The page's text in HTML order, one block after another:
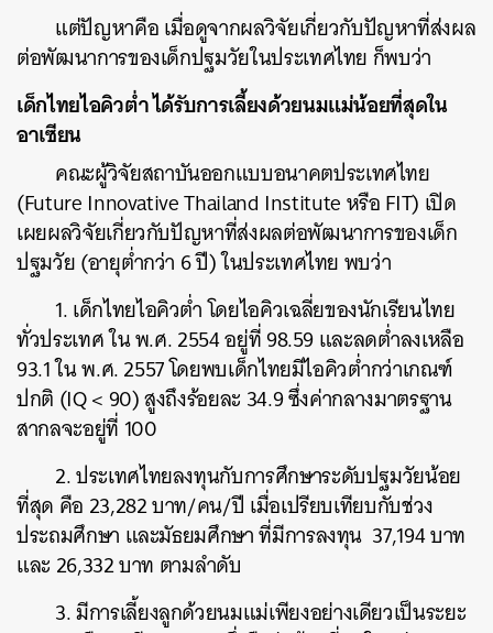
แต่ปัญหาคือ เมื่อดูจากผลวิจัยเกี่ยวกับปัญหาที่ส่งผล
ต่อพัฒนาการของเด็กปฐมวัยในประเทศไทย ก็พบว่า
เด็กไทยไอคิวต่ำ ได้รับการเลี้ยงด้วยนมแม่น้อยที่สุดใน
อาเซียน
คณะผู้วิจัยสถาบันออกแบบอนาคตประเทศไทย
(Future Innovative Thailand Institute หรือ FIT) เปิด
เผยผลวิจัยเกี่ยวกับปัญหาที่ส่งผลต่อพัฒนาการของเด็ก
ปฐมวัย (อายุต่ำกว่า 6 ปี) ในประเทศไทย พบว่า
1. เด็กไทยไอคิวต่ำ โดยไอคิวเฉลี่ยของนักเรียนไทย
ทั่วประเทศ ใน พ.ศ. 2554 อยู่ที่ 98.59 และลดต่ำลงเหลือ
93.1 ใน พ.ศ. 2557 โดยพบเด็กไทยมีไอคิวต่ำกว่าเกณฑ์
ปกติ (IQ < 90) สูงถึงร้อยละ 34.9 ซึ่งค่ากลางมาตรฐาน
สากลจะอยู่ที่ 100
2. ประเทศไทยลงทุนกับการศึกษาระดับปฐมวัยน้อย
ที่สุด คือ 23,282 บาท/คน/ปี เมื่อเปรียบเทียบกับช่วง
ประถมศึกษา และมัธยมศึกษา ที่มีการลงทุน 37,194 บาท
และ 26,332 บาท ตามลำดับ
3. มีการเลี้ยงลูกด้วยนมแม่เพียงอย่างเดียวเป็นระยะ